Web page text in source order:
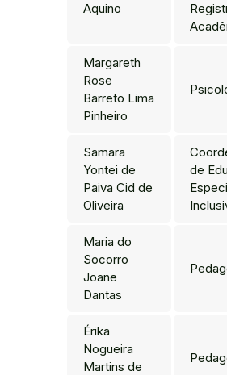
Aquino
Margareth
Rose
Barreto Lima
Pinheiro
Samara
Yontei de
Paiva Cid de
Oliveira
de
Maria do
Socorro
Joane
Dantas
Érika
Nogueira
Martins de